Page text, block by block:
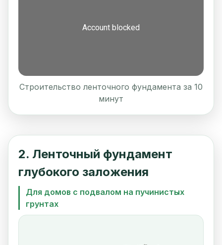
Строительство ленточного фундамента за 10
минут
2. Ленточный фундамент
глубокого заложения
Для домов с подвалом на пучинистых
грунтах